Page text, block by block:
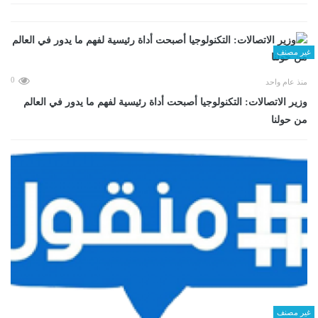
غير مصنف
منذ عام واحد 0
وزير الاتصالات: التكنولوجيا أصبحت أداة رئيسية لفهم ما يدور في العالم
من حولنا
غير مصنف